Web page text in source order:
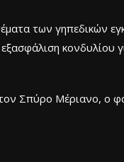
των γηπεδικών
κονδυλίου
Σπύρο Μέριανο, ο